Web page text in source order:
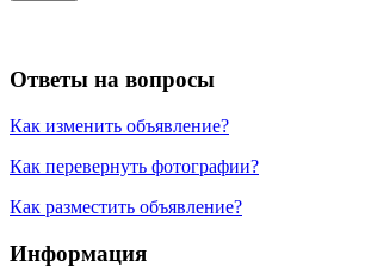
Ответы на вопросы
Как изменить объявление?
Как перевернуть фотографии?
Как разместить объявление?
Информация